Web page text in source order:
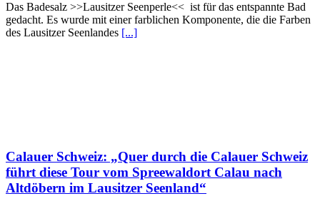
Das Badesalz >>Lausitzer Seenperle<< ist für das entspannte Bad
gedacht. Es wurde mit einer farblichen Komponente, die die Farben
des Lausitzer Seenlandes [...]
Calauer Schweiz: „Quer durch die Calauer Schweiz
führt diese Tour vom Spreewaldort Calau nach
Altdöbern im Lausitzer Seenland“